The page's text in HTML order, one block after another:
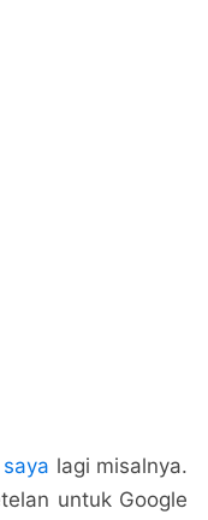
lagi misalnya.
untuk Google